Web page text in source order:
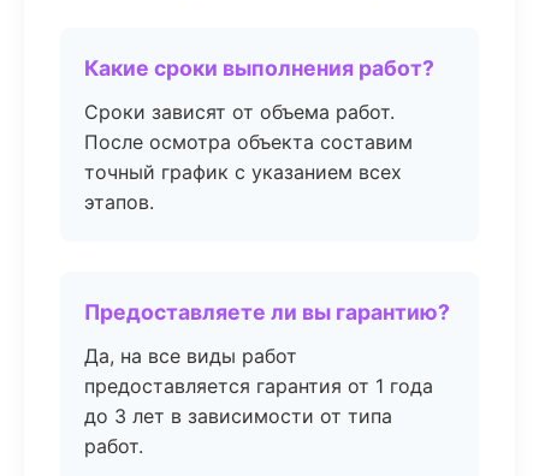
Какие сроки выполнения работ?
Сроки зависят от объема работ.
После осмотра объекта составим
точный график с указанием всех
этапов.
Предоставляете ли вы гарантию?
Да, на все виды работ
предоставляется гарантия от 1 года
до 3 лет в зависимости от типа
работ.